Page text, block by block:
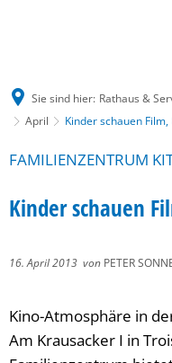
Sie sind hier: Rathaus &
April
Kinder schauen
FAMILIENZENTRUM
Kinder schauen
16. April 2013 von PETER
Kino-Atmosphäre in
Am Krausacker I in